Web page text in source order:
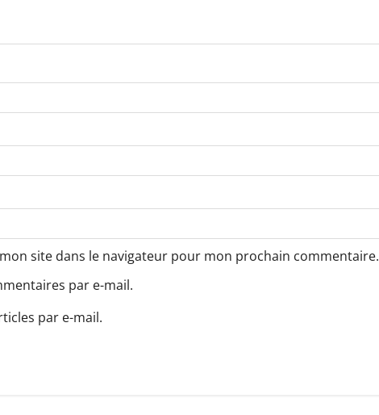
site dans le navigateur pour mon prochain commentaire.
par e-mail.
par e-mail.